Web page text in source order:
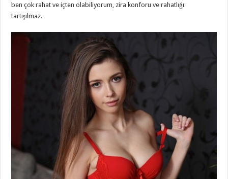
ben çok rahat ve içten olabiliyorum, zira konforu ve rahatlığı
tartışılmaz.